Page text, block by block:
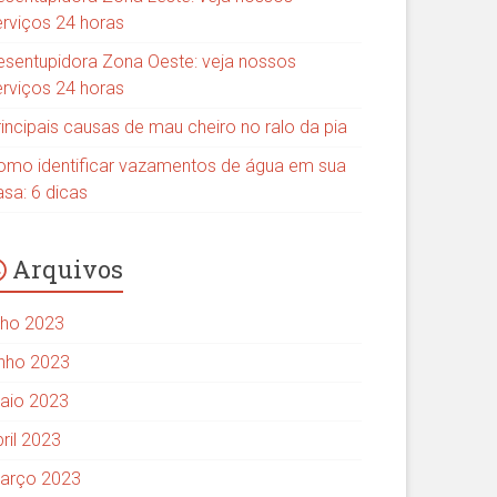
24 horas
Zona Oeste: veja nossos
24 horas
causas de mau cheiro no ralo da pia
identificar vazamentos de água em sua
6 dicas
Arquivos
2023
2023
2023
2023
2023